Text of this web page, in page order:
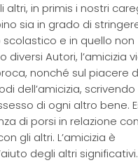
in primis i nostri
sia in grado di
e in quello non
Autori, l’amicizia
nonché sul piacere
dell’amicizia,
di ogni altro bene.
di porsi in relazione con
gli altri. L’amicizia è
degli altri significativi.